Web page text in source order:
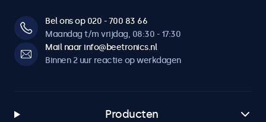
Bel ons op 020 - 700 83 66
Maandag t/m vrijdag, 08:30 - 17:30
Mail naar info@beetronics.nl
Binnen 2 uur reactie op werkdagen
Producten